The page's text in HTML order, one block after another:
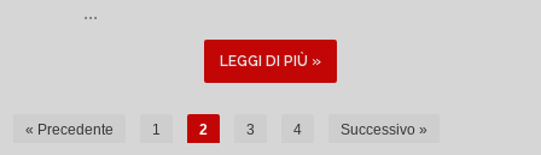
...
LEGGI DI PIÙ »
« Precedente 1 2 3 4 Successivo »